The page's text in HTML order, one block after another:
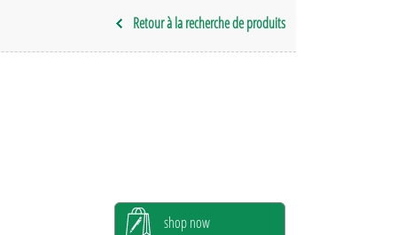
Retour à la recherche de produits
shop now